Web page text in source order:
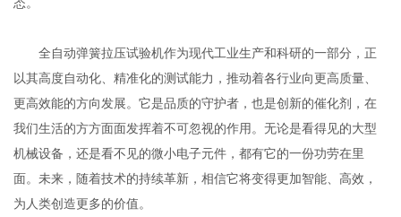
态。
全自动弹簧拉压试验机作为现代工业生产和科研的一部分，正
以其高度自动化、精准化的测试能力，推动着各行业向更高质量、
更高效能的方向发展。它是品质的守护者，也是创新的催化剂，在
我们生活的方方面面发挥着不可忽视的作用。无论是看得见的大型
机械设备，还是看不见的微小电子元件，都有它的一份功劳在里
面。未来，随着技术的持续革新，相信它将变得更加智能、高效，
为人类创造更多的价值。